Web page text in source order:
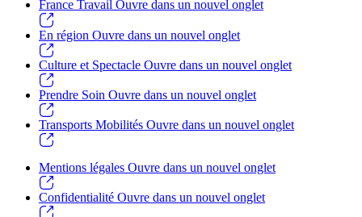
France Travail Ouvre dans un nouvel onglet
En région Ouvre dans un nouvel onglet
Culture et Spectacle Ouvre dans un nouvel onglet
Prendre Soin Ouvre dans un nouvel onglet
Transports Mobilités Ouvre dans un nouvel onglet
Mentions légales Ouvre dans un nouvel onglet
Confidentialité Ouvre dans un nouvel onglet